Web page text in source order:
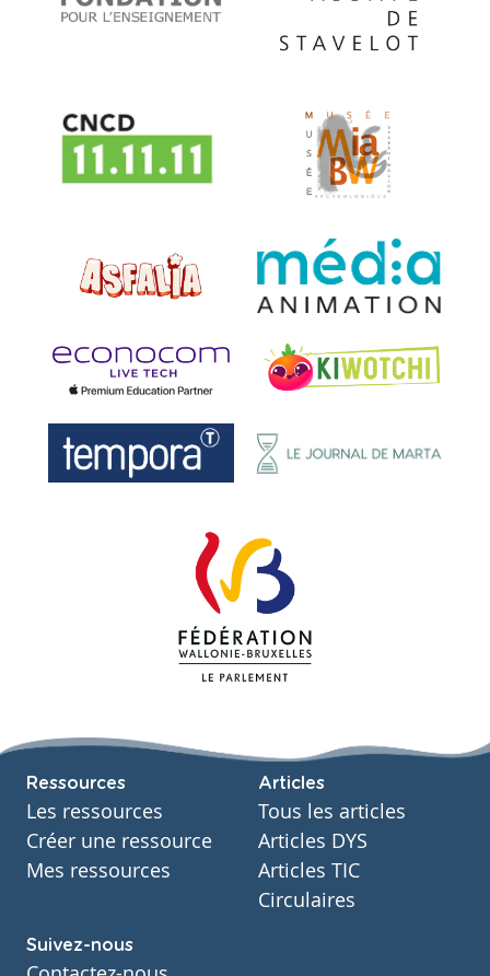
Ressources
Les ressources
Créer une ressource
Mes ressources
Articles
Tous les articles
Articles DYS
Articles TIC
Circulaires
Suivez-nous